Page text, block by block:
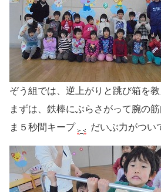
ぞう組では、逆上がりと跳び箱を
まずは、鉄棒にぶらさがって腕の
ま５秒間キープ
だいぶ力がつい